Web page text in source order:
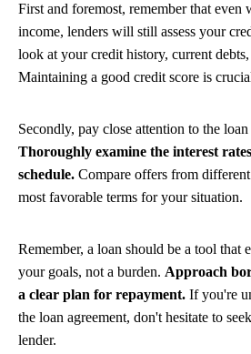
First and foremost, remember that
income, lenders will still assess your
look at your credit history, current
Maintaining a good credit score is
Secondly, pay close attention to the
Thoroughly examine the interest
schedule. Compare offers from
most favorable terms for your situation.
Remember, a loan should be a tool that
your goals, not a burden. Approach
a clear plan for repayment. If you're
the loan agreement, don't hesitate to
lender.